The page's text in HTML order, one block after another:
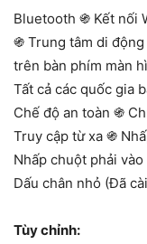
Bluetooth ֍ Kết nối
֍ Trung tâm di
trên bàn phím màn
Tất cả các quốc gia
Chế độ an toàn ֍
Truy cập từ xa ֍
Nhấp chuột phải
Dấu chân nhỏ (Đã
Tùy chỉnh: